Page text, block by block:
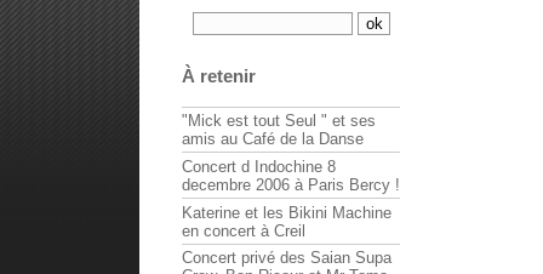
À retenir
"Mick est tout Seul " et ses
amis au Café de la Danse
Concert d Indochine 8
decembre 2006 à Paris Bercy !
Katerine et les Bikini Machine
en concert à Creil
Concert privé des Saian Supa